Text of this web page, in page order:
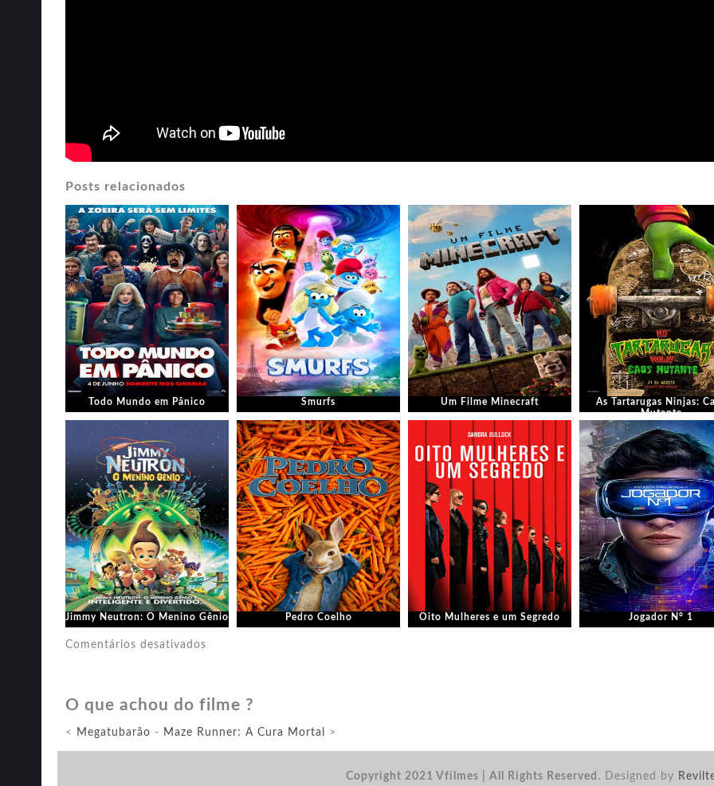
Posts relacionados
Todo Mundo em Pânico Smurfs Um Filme Minecraft
As Tartarugas Ninjas:
Mutante
Jimmy Neutron: O Menino Gênio Pedro Coelho Oito Mulheres e um Segredo Jogador N° 1
Comentários desativados
1
O que achou do filme ?
< Megatubarão - Maze Runner: A Cura Mortal >
Copyright 2021 Vfilmes | All Rights Reserved. Designed by